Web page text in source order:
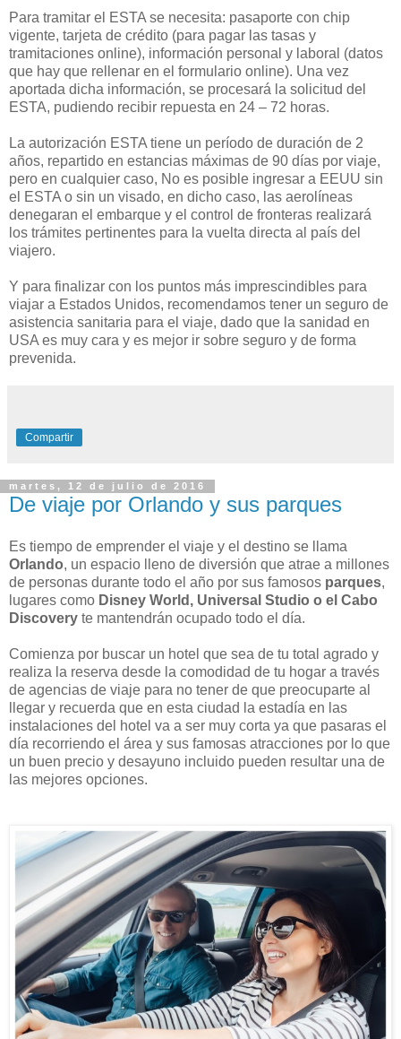
Para tramitar el ESTA se necesita: pasaporte con chip
vigente, tarjeta de crédito (para pagar las tasas y
tramitaciones online), información personal y laboral (datos
que hay que rellenar en el formulario online). Una vez
aportada dicha información, se procesará la solicitud del
ESTA, pudiendo recibir repuesta en 24 – 72 horas.
La autorización ESTA tiene un período de duración de 2
años, repartido en estancias máximas de 90 días por viaje,
pero en cualquier caso, No es posible ingresar a EEUU sin
el ESTA o sin un visado, en dicho caso, las aerolíneas
denegaran el embarque y el control de fronteras realizará
los trámites pertinentes para la vuelta directa al país del
viajero.
Y para finalizar con los puntos más imprescindibles para
viajar a Estados Unidos, recomendamos tener un seguro de
asistencia sanitaria para el viaje, dado que la sanidad en
USA es muy cara y es mejor ir sobre seguro y de forma
prevenida.
Compartir
martes, 12 de julio de 2016
De viaje por Orlando y sus parques
Es tiempo de emprender el viaje y el destino se llama
Orlando, un espacio lleno de diversión que atrae a millones
de personas durante todo el año por sus famosos parques,
lugares como Disney World, Universal Studio o el Cabo
Discovery te mantendrán ocupado todo el día.
Comienza por buscar un hotel que sea de tu total agrado y
realiza la reserva desde la comodidad de tu hogar a través
de agencias de viaje para no tener de que preocuparte al
llegar y recuerda que en esta ciudad la estadía en las
instalaciones del hotel va a ser muy corta ya que pasaras el
día recorriendo el área y sus famosas atracciones por lo que
un buen precio y desayuno incluido pueden resultar una de
las mejores opciones.